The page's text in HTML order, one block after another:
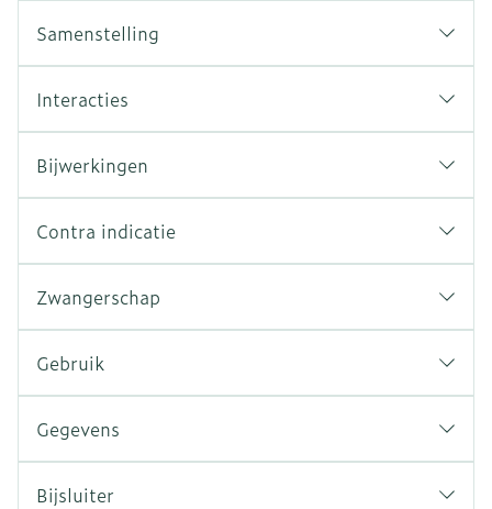
Samenstelling
Interacties
Bijwerkingen
Contra indicatie
Zwangerschap
Gebruik
Gegevens
Bijsluiter